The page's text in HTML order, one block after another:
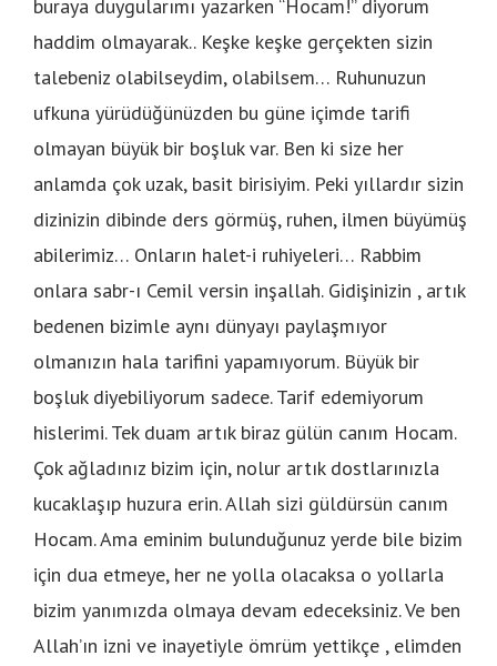
buraya duygularımı yazarken “Hocam!” diyorum
haddim olmayarak.. Keşke keşke gerçekten sizin
talebeniz olabilseydim, olabilsem… Ruhunuzun
ufkuna yürüdüğünüzden bu güne içimde tarifi
olmayan büyük bir boşluk var. Ben ki size her
anlamda çok uzak, basit birisiyim. Peki yıllardır sizin
dizinizin dibinde ders görmüş, ruhen, ilmen büyümüş
abilerimiz… Onların halet-i ruhiyeleri… Rabbim
onlara sabr-ı Cemil versin inşallah. Gidişinizin , artık
bedenen bizimle aynı dünyayı paylaşmıyor
olmanızın hala tarifini yapamıyorum. Büyük bir
boşluk diyebiliyorum sadece. Tarif edemiyorum
hislerimi. Tek duam artık biraz gülün canım Hocam.
Çok ağladınız bizim için, nolur artık dostlarınızla
kucaklaşıp huzura erin. Allah sizi güldürsün canım
Hocam. Ama eminim bulunduğunuz yerde bile bizim
için dua etmeye, her ne yolla olacaksa o yollarla
bizim yanımızda olmaya devam edeceksiniz. Ve ben
Allah’ın izni ve inayetiyle ömrüm yettikçe , elimden